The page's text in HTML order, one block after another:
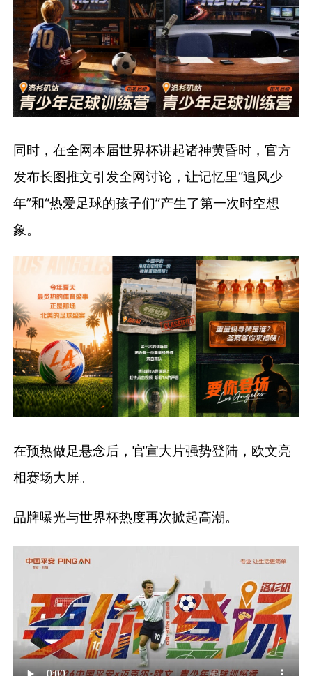
同时，在全网本届世界杯讲起诸神黄昏时，官方
发布长图推文引发全网讨论，让记忆里“追风少
年”和“热爱足球的孩子们”产生了第一次时空想
象。
在预热做足悬念后，官宣大片强势登陆，欧文亮
相赛场大屏。
品牌曝光与世界杯热度再次掀起高潮。